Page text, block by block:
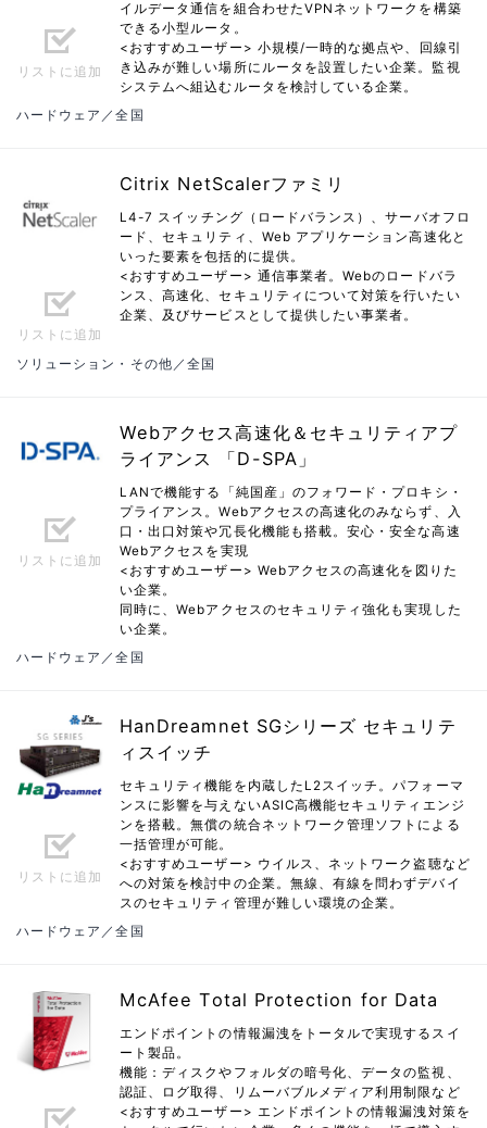
リストに追加
イルデータ通信を組合わせたVPNネットワークを構築
できる小型ルータ。
<おすすめユーザー> 小規模/一時的な拠点や、回線引
き込みが難しい場所にルータを設置したい企業。監視
システムへ組込むルータを検討している企業。
ハードウェア／全国
リストに追加
Citrix NetScalerファミリ
L4-7 スイッチング（ロードバランス）、サーバオフロ
ード、セキュリティ、Web アプリケーション高速化と
いった要素を包括的に提供。
<おすすめユーザー> 通信事業者。Webのロードバラ
ンス、高速化、セキュリティについて対策を行いたい
企業、及びサービスとして提供したい事業者。
ソリューション・その他／全国
リストに追加
Webアクセス高速化＆セキュリティアプ
ライアンス 「D-SPA」
LANで機能する「純国産」のフォワード・プロキシ・
プライアンス。Webアクセスの高速化のみならず、入
口・出口対策や冗長化機能も搭載。安心・安全な高速
Webアクセスを実現
<おすすめユーザー> Webアクセスの高速化を図りた
い企業。
同時に、Webアクセスのセキュリティ強化も実現した
い企業。
ハードウェア／全国
リストに追加
HanDreamnet SGシリーズ セキュリテ
ィスイッチ
セキュリティ機能を内蔵したL2スイッチ。パフォーマ
ンスに影響を与えないASIC高機能セキュリティエンジ
ンを搭載。無償の統合ネットワーク管理ソフトによる
一括管理が可能。
<おすすめユーザー> ウイルス、ネットワーク盗聴など
への対策を検討中の企業。無線、有線を問わずデバイ
スのセキュリティ管理が難しい環境の企業。
ハードウェア／全国
McAfee Total Protection for Data
エンドポイントの情報漏洩をトータルで実現するスイ
ート製品。
機能：ディスクやフォルダの暗号化、データの監視、
認証、ログ取得、リムーバブルメディア利用制限など
<おすすめユーザー> エンドポイントの情報漏洩対策を